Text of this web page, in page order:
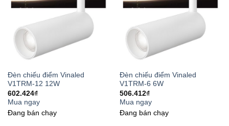
Đèn chiếu điểm Vinaled
V1TRM-12 12W
602.424₫
Mua ngay
Đang bán chạy
Đèn chiếu điểm Vinaled
V1TRM-6 6W
506.412₫
Mua ngay
Đang bán chạy